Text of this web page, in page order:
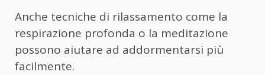
Anche tecniche di rilassamento come la
respirazione profonda o la meditazione
possono aiutare ad addormentarsi più
facilmente.